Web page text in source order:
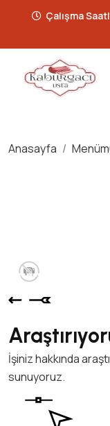
Çalışma
Anasayfa
İşiniz hakkında
sunuyoruz.